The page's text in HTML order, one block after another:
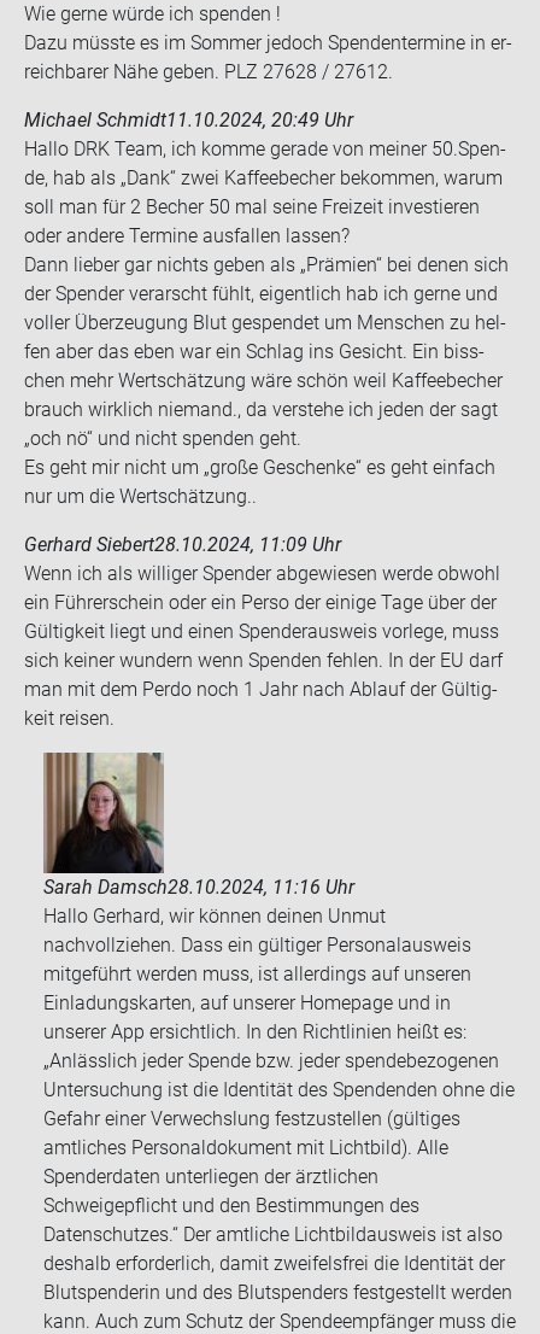
Wie gerne würde ich spen­den !
Dazu müss­te es im Som­mer je­doch Spen­den­ter­mi­ne in er­
reich­ba­rer Nähe geben. PLZ 27628 / 27612.
Michael Schmidt11.10.2024, 20:49 Uhr
Hallo DRK Team, ich komme ge­ra­de von mei­ner 50.Spen­
de, hab als „Dank“ zwei Kaf­fee­be­cher be­kom­men, warum
soll man für 2 Be­cher 50 mal seine Frei­zeit in­ves­tie­ren
oder an­de­re Ter­mi­ne aus­fal­len las­sen?
Dann lie­ber gar nichts geben als „Prä­mi­en“ bei denen sich
der Spen­der ver­arscht fühlt, ei­gent­lich hab ich gerne und
vol­ler Über­zeu­gung Blut ge­spen­det um Men­schen zu hel­
fen aber das eben war ein Schlag ins Ge­sicht. Ein biss­
chen mehr Wert­schät­zung wäre schön weil Kaf­fee­be­cher
brauch wirk­lich nie­mand., da ver­ste­he ich jeden der sagt
„och nö“ und nicht spen­den geht.
Es geht mir nicht um „große Ge­schen­ke“ es geht ein­fach
nur um die Wert­schät­zung..
Gerhard Siebert28.10.2024, 11:09 Uhr
Wenn ich als wil­li­ger Spen­der ab­ge­wie­sen werde ob­wohl
ein Füh­rer­schein oder ein Perso der ei­ni­ge Tage über der
Gül­tig­keit liegt und einen Spen­der­aus­weis vor­le­ge, muss
sich kei­ner wun­dern wenn Spen­den feh­len. In der EU darf
man mit dem Perdo noch 1 Jahr nach Ab­lauf der Gül­tig­
keit rei­sen.
Sarah Damsch28.10.2024, 11:16 Uhr
Hallo Gerhard, wir können deinen Unmut
nachvollziehen. Dass ein gültiger Personalausweis
mitgeführt werden muss, ist allerdings auf unseren
Einladungskarten, auf unserer Homepage und in
unserer App ersichtlich. In den Richtlinien heißt es:
„Anlässlich jeder Spende bzw. jeder spendebezogenen
Untersuchung ist die Identität des Spendenden ohne die
Gefahr einer Verwechslung festzustellen (gültiges
amtliches Personaldokument mit Lichtbild). Alle
Spenderdaten unterliegen der ärztlichen
Schweigepflicht und den Bestimmungen des
Datenschutzes.“ Der amtliche Lichtbildausweis ist also
deshalb erforderlich, damit zweifelsfrei die Identität der
Blutspenderin und des Blutspenders festgestellt werden
kann. Auch zum Schutz der Spendeempfänger muss die